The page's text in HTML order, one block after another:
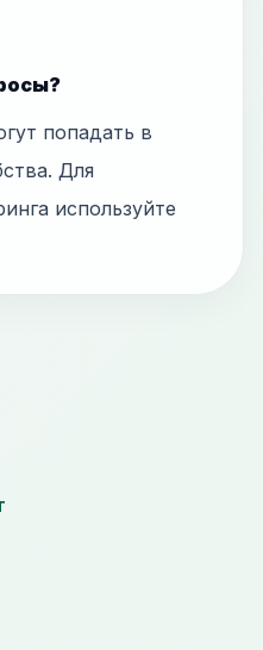
попадать в
Для
используйте